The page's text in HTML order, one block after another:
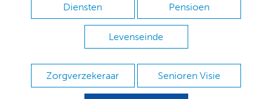
Diensten Pensioen
Levenseinde
Zorgverzekeraar Senioren Visie